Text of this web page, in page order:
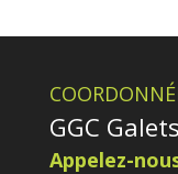
GGC
Appelez-